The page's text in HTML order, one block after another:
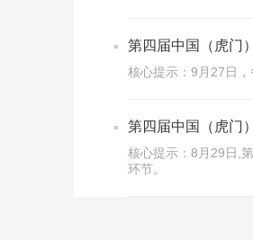
第四届中国（虎门
核心提示：9月27日
第四届中国（虎门
核心提示：8月29日,
环节。